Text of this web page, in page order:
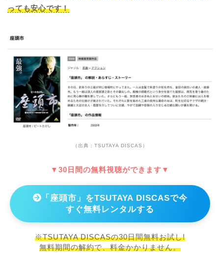
っても安心です！
（出典：TSUTAYA DISCAS）
▼30日間の無料視聴ができます▼
「座頭市」をTSUTAYA DISCASで今
すぐ無料レンタルする
※TSUTAYA DISCASの30日間無料お試し!
無料期間の解約で、料金かかりません。